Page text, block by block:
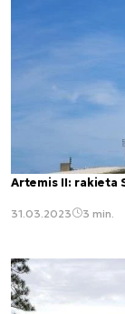
Artemis II: rakieta
31.03.2023 3 min.